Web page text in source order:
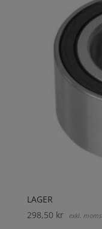
LAGER
298,50 kr exkl. moms